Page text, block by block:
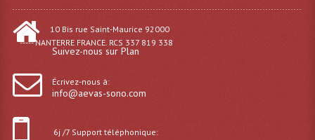
10 Bis rue Saint-Maurice 92000
----- NANTERRE FRANCE. RCS 337 819 338
Suivez-nous sur Plan
Écrivez-nous à:
info@aevas-sono.com
6j /7 Support téléphonique: